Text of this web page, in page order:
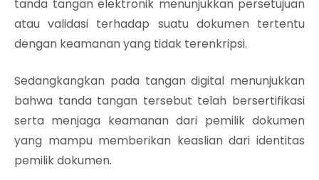
tanda tangan elektronik menunjukkan persetujuan
atau validasi terhadap suatu dokumen tertentu
dengan keamanan yang tidak terenkripsi.
Sedangkangkan pada tangan digital menunjukkan
bahwa tanda tangan tersebut telah bersertifikasi
serta menjaga keamanan dari pemilik dokumen
yang mampu memberikan keaslian dari identitas
pemilik dokumen.